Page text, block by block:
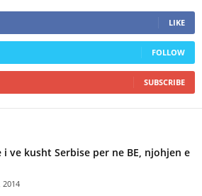
LIKE
FOLLOW
SUBSCRIBE
ve kusht Serbise per ne BE, njohjen e
2014